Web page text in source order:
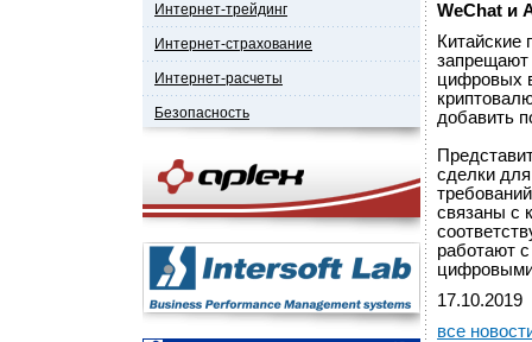
Интернет-трейдинг
Интернет-страхование
Интернет-расчеты
Безопасность
WeChat и
Китайские
запрещают
цифровых
добавить
сделки
связаны с
работают
17.10.2019
все